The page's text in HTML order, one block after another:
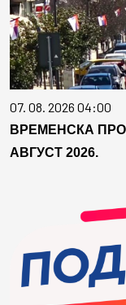
07. 08. 2026 04:00
ВРЕМЕНСКА
АВГУСТ 2026.